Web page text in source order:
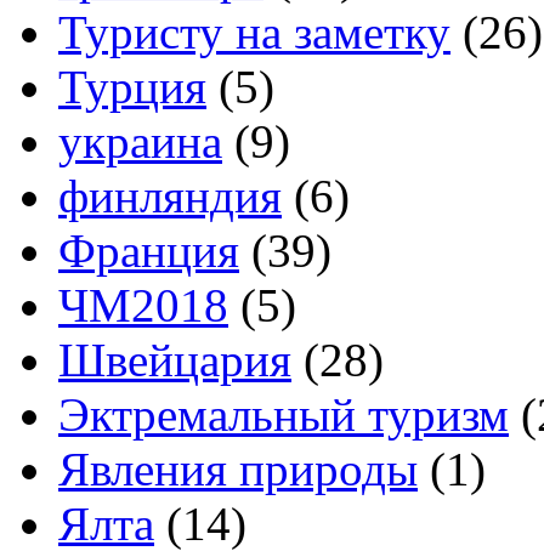
Туристу на заметку (26)
Турция (5)
украина (9)
финляндия (6)
Франция (39)
ЧМ2018 (5)
Швейцария (28)
Эктремальный туризм
Явления природы (1)
Ялта (14)